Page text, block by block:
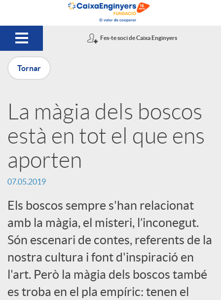
Fes-te soci de Caixa Enginyers
u
b
l
i
c
a
Tornar
La màgia dels boscos
està en tot el que ens
aporten
07.05.2019
Els boscos sempre s'han relacionat
amb la màgia, el misteri, l’inconegut.
Són escenari de contes, referents de la
nostra cultura i font d'inspiració en
l'art. Però la màgia dels boscos també
es troba en el pla empíric: tenen el